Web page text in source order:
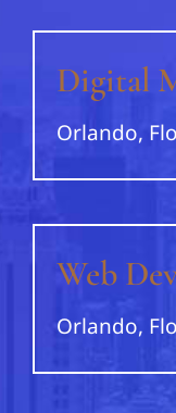
Digital
Orlando,
Web
Orlando,